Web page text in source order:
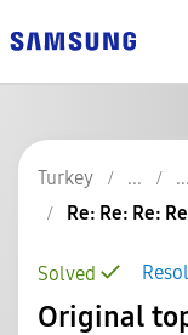
Turkey
Re: Re: Re:
Solved
Original